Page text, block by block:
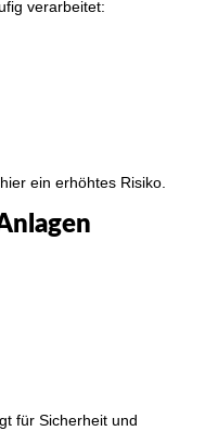
verarbeitet:
ein erhöhtes Risiko.
für Sicherheit und